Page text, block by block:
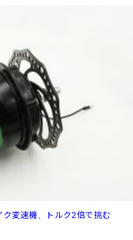
変速機、トルク2倍で挑む